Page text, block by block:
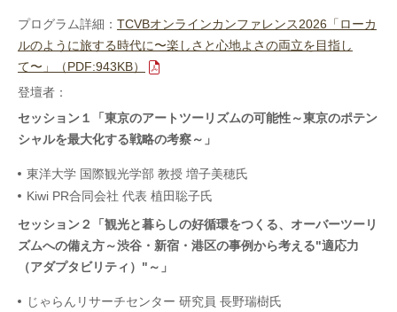
プログラム詳細： TCVBオンラインカンファレンス2026「ローカ
ルのように旅する時代に〜楽しさと心地よさの両立を目指し
て〜」（PDF:943KB）
登壇者：
セッション１「東京のアートツーリズムの可能性～東京のポテン
シャルを最大化する戦略の考察～」
東洋大学 国際観光学部 教授 増子美穂氏
Kiwi PR合同会社 代表 植田聡子氏
セッション２「観光と暮らしの好循環をつくる、オーバーツーリ
ズムへの備え方～渋谷・新宿・港区の事例から考える"適応力
（アダプタビリティ）"～」
じゃらんリサーチセンター 研究員 長野瑞樹氏